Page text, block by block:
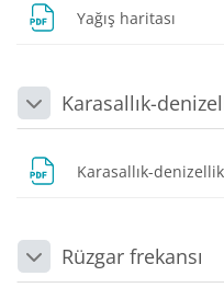
Yağış haritası
DaraltKarasallık-
Karasallık-denizellik
DaraltRüzgar frekansı